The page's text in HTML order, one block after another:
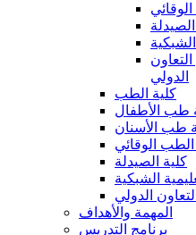
الدولي
كلية الطب
طب الأطفال
طب الأسنان
الطب الوقائي
كلية الصيدلة
الشبكية
الدولي
المهمة والأهداف
برنامج التدريس